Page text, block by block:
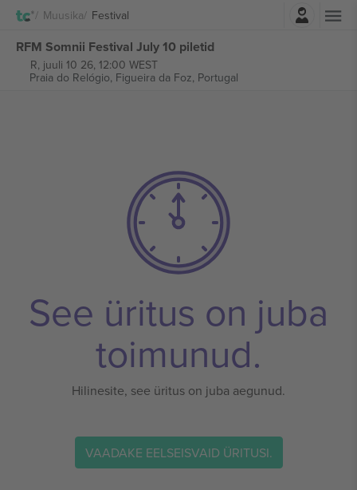
Muusika Festival
RFM Somnii Festival July 10 piletid
R, juuli 10 26, 12:00 WEST
Praia do Relógio, Figueira da Foz, Portugal
See üritus on juba
toimunud.
Hilinesite, see üritus on juba aegunud.
VAADAKE EELSEISVAID ÜRITUSI.